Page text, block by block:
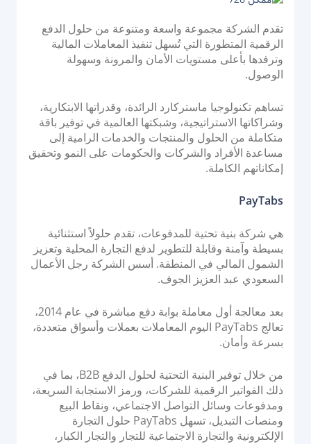
تقدم الشركة مجموعة واسعة ومتنوعة من حلول الدفع
الرقمية المتطورة التي تُسهل تنفيذ المعاملات المالية
وترفدها بأعلى مستويات الأمان والمرونة وسهولة
الوصول.
تساهم تكنولوجيا ماستركارد الرائدة، وقدراتها الابتكارية،
وشراكاتها الاستراتيجية، وشبكتها العالمية في توفير باقة
متكاملة من الحلول والمنتجات والخدمات الرامية إلى
مساعدة الأفراد والشركات والحكومات على النمو وتحقيق
إمكاناتهم الكاملة.
PayTabs
هي شركة بنية تحتية للمدفوعات، تقدم حلولاً استثنائية
بسيطة وآمنة وقابلة للتطوير لدفع التجارة المحلية وتعزيز
الشمول المالي في المنطقة. أسس الشركة رجل الأعمال
السعودي عبد العزيز الجوف.
بعد معالجة أول معاملة بوابة دفع مباشرة في عام 2014،
تعالج PayTabs اليوم المعاملات بعملات وأسواق متعددة،
بسرعة وأمان.
من خلال توفير البنية التحتية لحلول الدفع B2B، بما في
ذلك الفواتير الرقمية للشركات، ورمز الاستجابة السريعة،
ومدفوعات وسائل التواصل الاجتماعي، ونقاط البيع
ومنصات التبديل، تسهل PayTabs حلول التجارة
الإلكترونية والتجارة الاجتماعية للتجار والتجار الكبار،